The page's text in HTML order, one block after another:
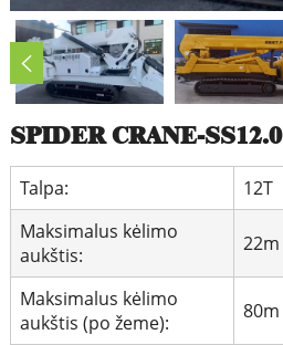
SPIDER CRANE-SS12.0
Talpa:
12T
Maksimalus kėlimo
aukštis:
22m
Maksimalus kėlimo
aukštis (po žeme):
80m